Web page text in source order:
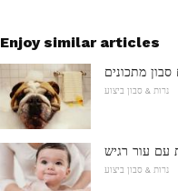
Enjoy similar articles
מתכונים
נרות & סבון ביצוע
עם עור רגיש
נרות & סבון ביצוע